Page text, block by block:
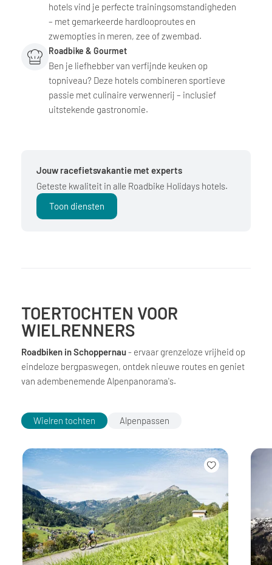
hotels vind je perfecte trainingsomstandigheden
– met gemarkeerde hardlooproutes en
zwemopties in meren, zee of zwembad.
Roadbike & Gourmet
Ben je liefhebber van verfijnde keuken op
topniveau? Deze hotels combineren sportieve
passie met culinaire verwennerij – inclusief
uitstekende gastronomie.
Jouw racefietsvakantie met experts
Geteste kwaliteit in alle Roadbike Holidays hotels.
Toon diensten
TOERTOCHTEN VOOR
WIELRENNERS
Roadbiken in Schoppernau- ervaar grenzeloze vrijheid op
eindeloze bergpaswegen, ontdek nieuwe routes en geniet
van adembenemende Alpenpanorama's.
Wielren tochten Alpenpassen